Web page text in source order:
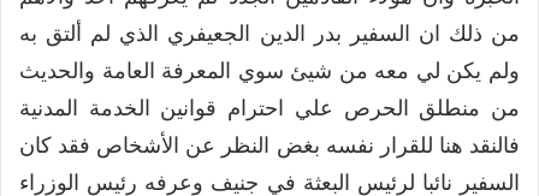
من ذلك ان السفير بدر الدين الجعيفري الذي لم ألتق به
ولم يكن لي معه من شيئ سوي المعرفة العامة والحديث
من منطلق الحرص علي احترام قوانين الخدمة المدنية
فالنقد هنا للقرار نفسه بغض النظر عن الأشخاص فقد كان
السفير نائبا لرئيس البعثة في جنيف وعرفه رئيس الوزراء